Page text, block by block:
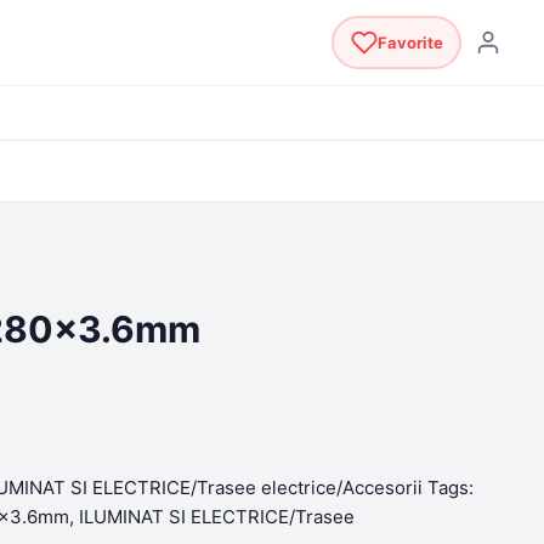
Favorite
SI ELECTRICE/Trasee electrice/Accesorii Tags:
, ILUMINAT SI ELECTRICE/Trasee